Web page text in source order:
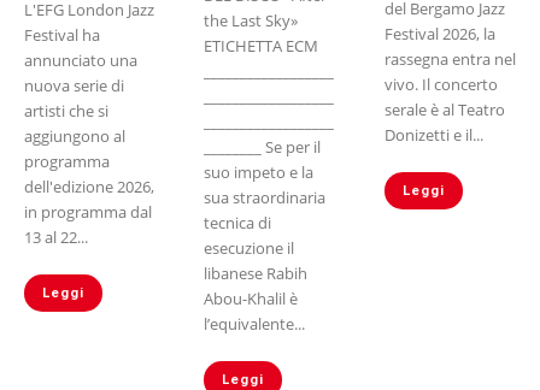
L'EFG London Jazz
Festival ha
annunciato una
nuova serie di
artisti che si
aggiungono al
programma
dell'edizione 2026,
in programma dal
13 al 22...
Leggi
the Last Sky»
ETICHETTA ECM
________ Se per il
suo impeto e la
sua straordinaria
tecnica di
esecuzione il
libanese Rabih
Abou-Khalil è
l’equivalente...
Leggi
del Bergamo Jazz
Festival 2026, la
rassegna entra nel
vivo. Il concerto
serale è al Teatro
Donizetti e il...
Leggi